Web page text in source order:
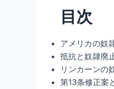
目次
アメリカの奴
抵抗と奴隷廃
リンカーンの
第13条修正案